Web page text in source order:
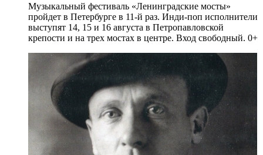
Музыкальный фестиваль «Ленинградские мосты»
пройдет в Петербурге в 11-й раз. Инди-поп исполнители
выступят 14, 15 и 16 августа в Петропавловской
крепости и на трех мостах в центре. Вход свободный. 0+